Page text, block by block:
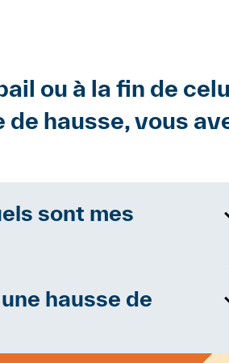
ou à la fin de
de hausse, vous
sont mes
dans un délai de
hausse de
font valoir de bonne